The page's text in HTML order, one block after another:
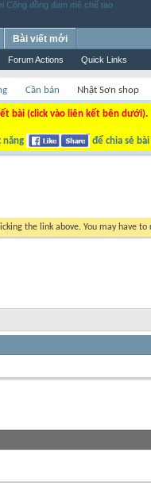
Forum Actions Quick Links
Bài viết mới
Cần bán Nhật Sơn shop
bài (click vào liên kết bên dưới).
năng để chia sẻ
the link above. You may have to